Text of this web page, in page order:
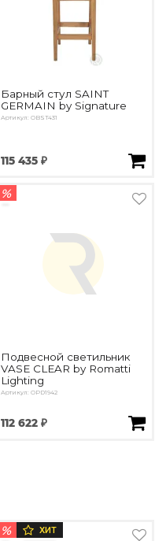
Барный стул SAINT
GERMAIN by Signature
Артикул: OBST431
115 435 ₽
%
Подвесной светильник
VASE CLEAR by Romatti
Lighting
Артикул: OPD1942
112 622 ₽
% ХИТ